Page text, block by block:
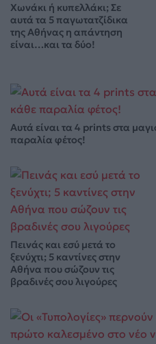
Χωνάκι ή κυπελλάκι; Σε
αυτά τα 5 παγωτατζίδικα
της Αθήνας η απάντηση
είναι…και τα δύο!
Αυτά είναι τα 4 prints στα
παραλία φέτος!
Πεινάς και εσύ μετά το
ξενύχτι; 5 καντίνες στην
Αθήνα που σώζουν τις
βραδινές σου λιγούρες